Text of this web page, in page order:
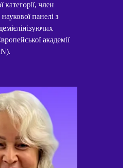
член
панелі з
академії